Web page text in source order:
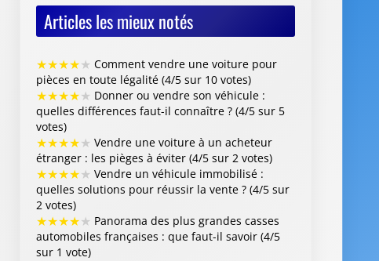
Articles les mieux notés
★★★★★ Comment vendre une voiture pour
pièces en toute légalité (4/5 sur 10 votes)
★★★★★ Donner ou vendre son véhicule :
quelles différences faut-il connaître ? (4/5 sur 5
votes)
★★★★★ Vendre une voiture à un acheteur
étranger : les pièges à éviter (4/5 sur 2 votes)
★★★★★ Vendre un véhicule immobilisé :
quelles solutions pour réussir la vente ? (4/5 sur
2 votes)
★★★★★ Panorama des plus grandes casses
automobiles françaises : que faut-il savoir (4/5
sur 1 vote)